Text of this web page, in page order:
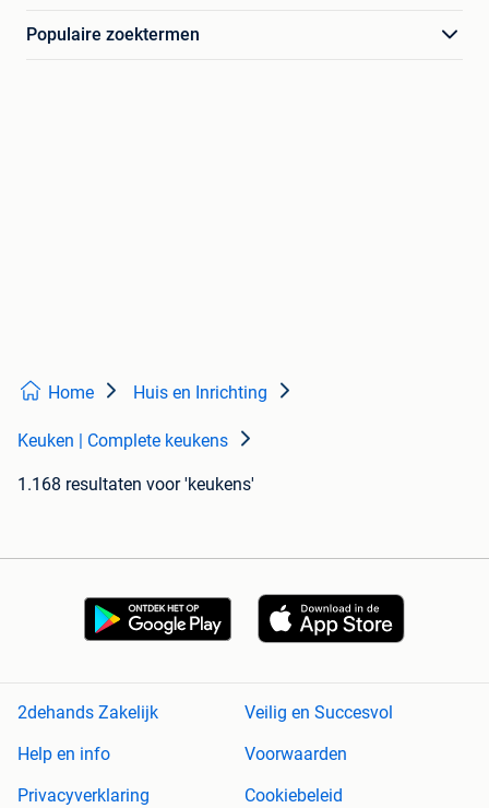
Populaire zoektermen
Home Huis en Inrichting
Keuken | Complete keukens
1.168 resultaten voor 'keukens'
2dehands Zakelijk
Veilig en Succesvol
Help en info
Voorwaarden
Privacyverklaring
Cookiebeleid